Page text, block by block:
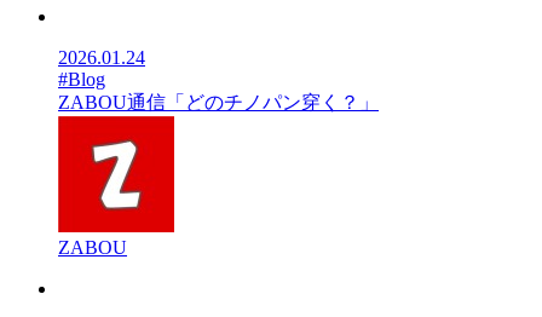
2026.01.24
#Blog
ZABOU通信「どのチノパン穿く？」
ZABOU